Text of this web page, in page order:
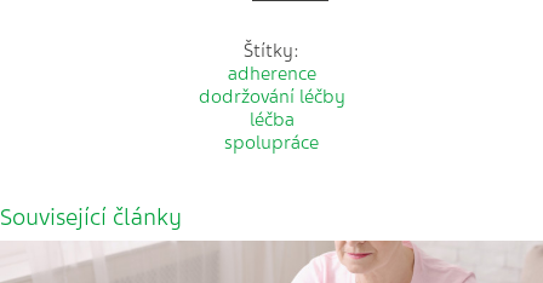
Štítky:
adherence
dodržování léčby
léčba
spolupráce
Související články